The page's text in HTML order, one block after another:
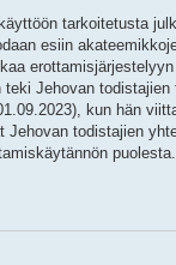
tarkoitetusta
esiin
Jehovan
kun hän
todistajien
puolesta.